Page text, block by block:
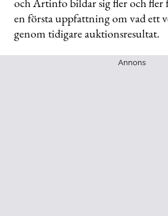
en första uppfattning om vad ett
genom tidigare auktionsresultat.
Annons